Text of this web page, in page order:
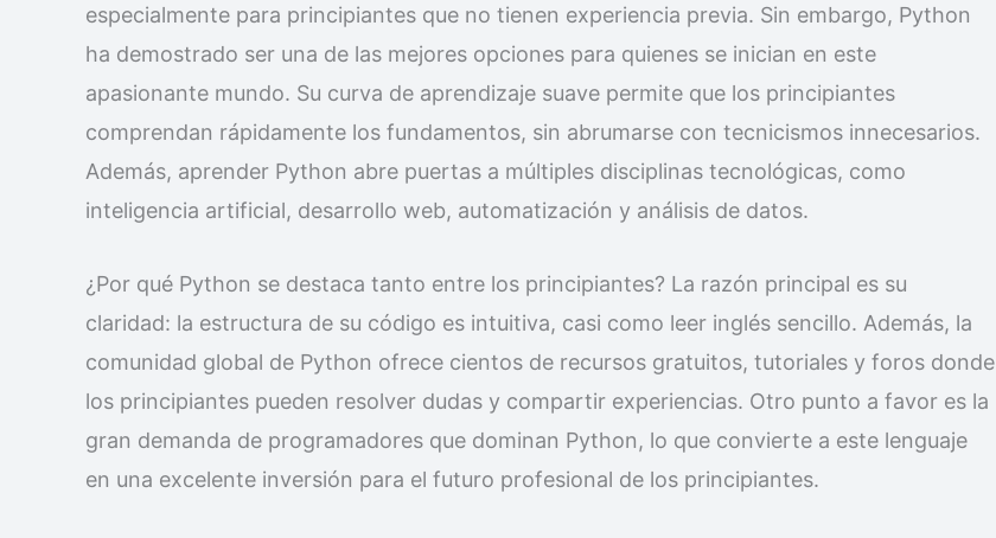
especialmente para principiantes que no tienen experiencia previa. Sin embargo, Python
ha demostrado ser una de las mejores opciones para quienes se inician en este
apasionante mundo. Su curva de aprendizaje suave permite que los principiantes
comprendan rápidamente los fundamentos, sin abrumarse con tecnicismos innecesarios.
Además, aprender Python abre puertas a múltiples disciplinas tecnológicas, como
inteligencia artificial, desarrollo web, automatización y análisis de datos.
¿Por qué Python se destaca tanto entre los principiantes? La razón principal es su
claridad: la estructura de su código es intuitiva, casi como leer inglés sencillo. Además, la
comunidad global de Python ofrece cientos de recursos gratuitos, tutoriales y foros donde
los principiantes pueden resolver dudas y compartir experiencias. Otro punto a favor es la
gran demanda de programadores que dominan Python, lo que convierte a este lenguaje
en una excelente inversión para el futuro profesional de los principiantes.